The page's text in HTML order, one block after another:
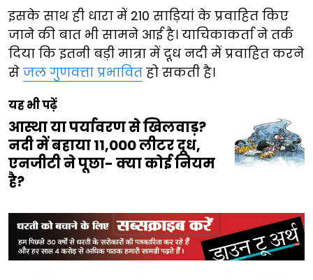
इसके साथ ही धारा में 210 साड़ियां के प्रवाहित किए
जाने की बात भी सामने आई है। याचिकाकर्ता ने तर्क
दिया कि इतनी बड़ी मात्रा में दूध नदी में प्रवाहित करने
से जल गुणवत्ता प्रभावित हो सकती है।
यह भी पढ़ें
आस्था या पर्यावरण से खिलवाड़?
नदी में बहाया 11,000 लीटर दूध,
एनजीटी ने पूछा- क्या कोई नियम
है?